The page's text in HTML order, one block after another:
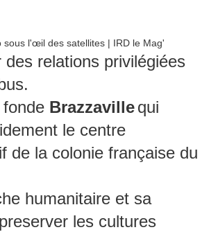
des relations privilégiées
Brazzavillequi
le centre
de la colonie française du
humanitaire et sa
les cultures